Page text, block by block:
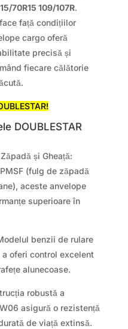
70R15 109/107R.
față condițiilor
cargo oferă
precisă și
fiecare călătorie
DOUBLESTAR
și Gheață:
(fulg de zăpadă
aceste anvelope
superioare în
benzii de rulare
oferi control excelent
alunecoase.
robustă a
asigură o rezistență
de viață extinsă.